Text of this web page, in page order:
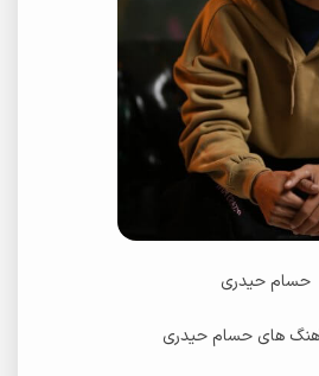
حسام حیدری
آهنگ های حسام حیدری